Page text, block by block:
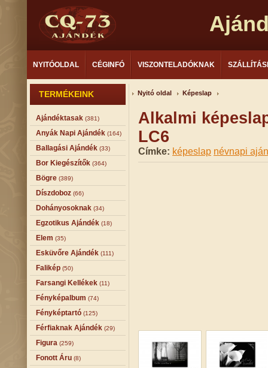
NYITÓOLDAL CÉGINFÓ VISZONTELADÓKNAK
TERMÉKEINK
Ajándéktasak (381)
Anyák Napi Ajándék (164)
Ballagási Ajándék (33)
Bor Kiegészítők (364)
Bögre (389)
Díszdoboz (66)
Dohányosoknak (34)
Egzotikus Ajándék (18)
Elem (35)
Esküvőre Ajándék (111)
Falikép (50)
Farsangi Kellékek (11)
Fényképalbum (74)
Fényképtartó (125)
Férfiaknak Ajándék (29)
Figura (259)
Fonott Áru (8)
Nyitó oldal Képeslap
Alkalmi
LC6
Címke: képeslap névnapi